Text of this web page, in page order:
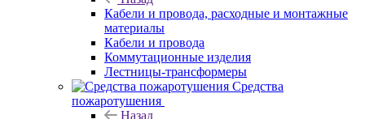
Кабели и провода, расходные и монтажные
материалы
Кабели и провода
Коммутационные изделия
Лестницы-трансформеры
Средства
пожаротушения
Назад